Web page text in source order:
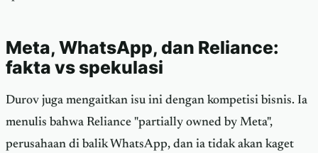
Meta, WhatsApp, dan Reliance:
fakta vs spekulasi
Durov juga mengaitkan isu ini dengan kompetisi bisnis. Ia
menulis bahwa Reliance "partially owned by Meta",
perusahaan di balik WhatsApp, dan ia tidak akan kaget